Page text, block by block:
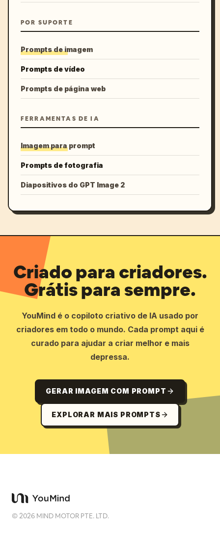
POR SUPORTE
Prompts de imagem
Prompts de vídeo
Prompts de página web
FERRAMENTAS DE IA
Imagem para prompt
Prompts de fotografia
Diapositivos do GPT Image 2
Criado para criadores.
Grátis para sempre.
YouMind é o copiloto criativo de IA usado por
criadores em todo o mundo. Cada prompt aqui é
curado para ajudar a criar melhor e mais
depressa.
GERAR IMAGEM COM PROMPT
EXPLORAR MAIS PROMPTS
©2026 MIND MOTOR PTE. LTD.